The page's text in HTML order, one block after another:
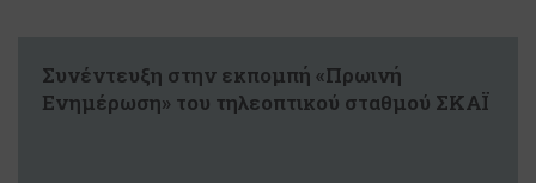
Συνέντευξη στην εκπομπή «Πρωινή
Ενημέρωση» του τηλεοπτικού σταθμού ΣΚΑΪ